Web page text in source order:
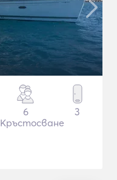
6
Кръстосване
3